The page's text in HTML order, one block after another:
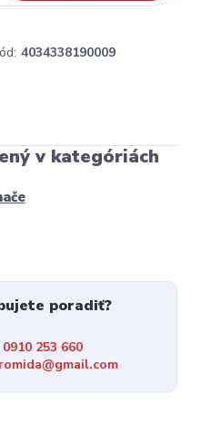
4034338190009
v kategóriách
poradiť?
0910 253 660